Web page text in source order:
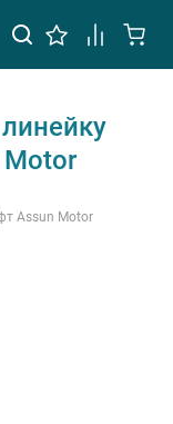
Assun Motor